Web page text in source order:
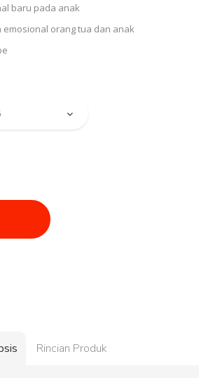
baru pada anak
emosional orang tua dan anak
Rincian Produk